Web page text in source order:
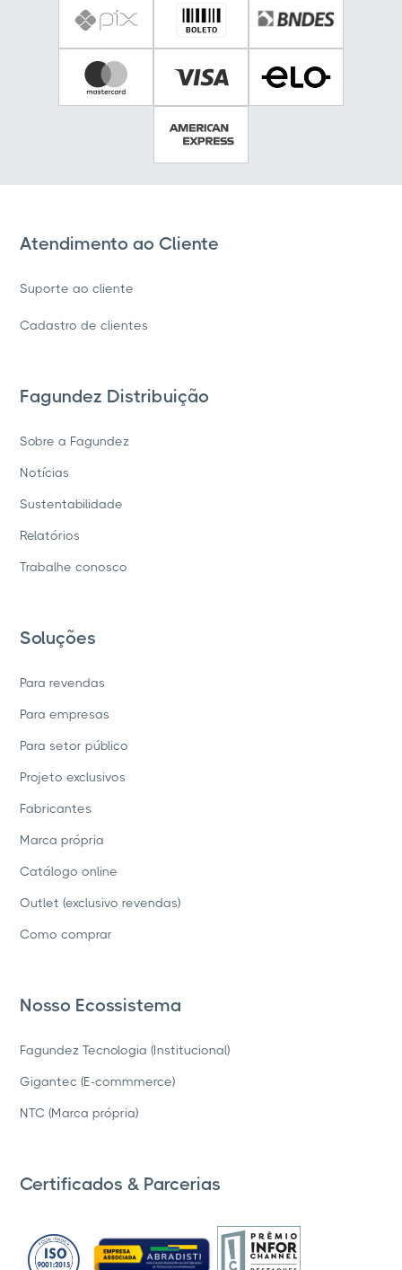
Atendimento ao Cliente
Suporte ao cliente
Cadastro de clientes
Fagundez Distribuição
Sobre a Fagundez
Notícias
Sustentabilidade
Relatórios
Trabalhe conosco
Soluções
Para revendas
Para empresas
Para setor público
Projeto exclusivos
Fabricantes
Marca própria
Catálogo online
Outlet (exclusivo revendas)
Como comprar
Nosso Ecossistema
Fagundez Tecnologia (Institucional)
Gigantec (E-commmerce)
NTC (Marca própria)
Certificados & Parcerias